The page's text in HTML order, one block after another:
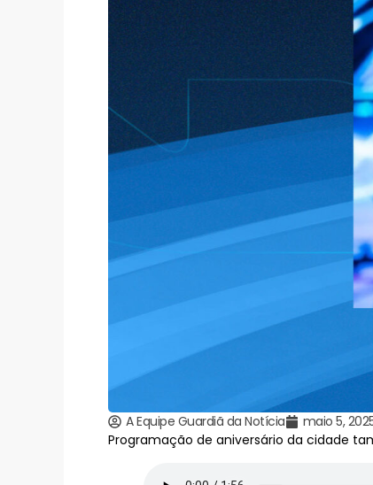
A Equipe Guardiã da Notícia maio 5,
Programação de aniversário da cidade